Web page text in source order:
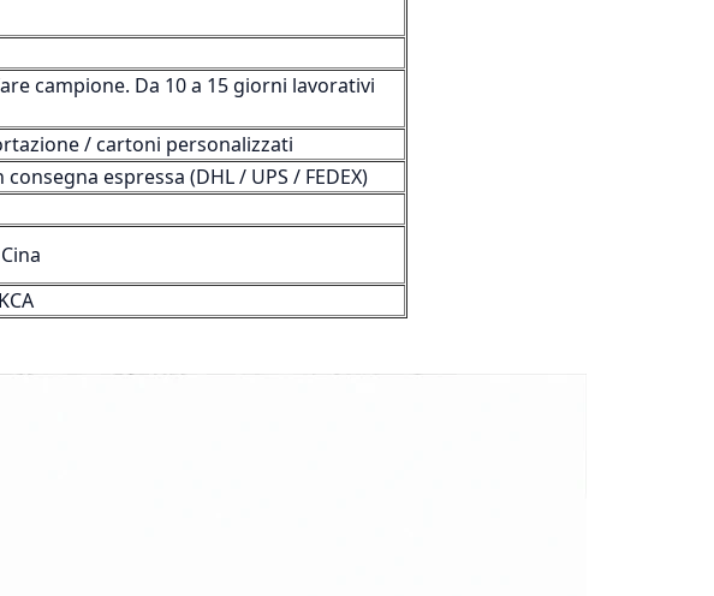
campione. Da 10 a 15 giorni lavorativi
/ cartoni personalizzati
espressa (DHL / UPS / FEDEX)